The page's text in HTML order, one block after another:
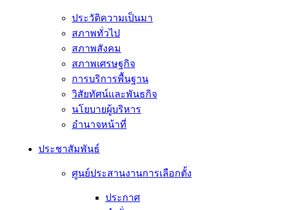
ประวัติความเป็นมา
สภาพทั่วไป
สภาพสังคม
สภาพเศรษฐกิจ
การบริการพื้นฐาน
วิสัยทัศน์และพันธกิจ
นโยบายผู้บริหาร
อํานาจหน้าที่
ประชาสัมพันธ์
ศูนย์ประสานงานการเลือกตั้ง
ประกาศ